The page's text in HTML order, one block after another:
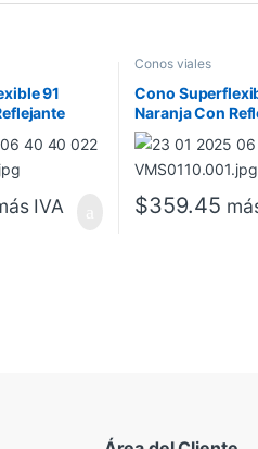
91
IVA
Conos viales
Cono
Naranja Con
Grado Ingeniería
$359.45